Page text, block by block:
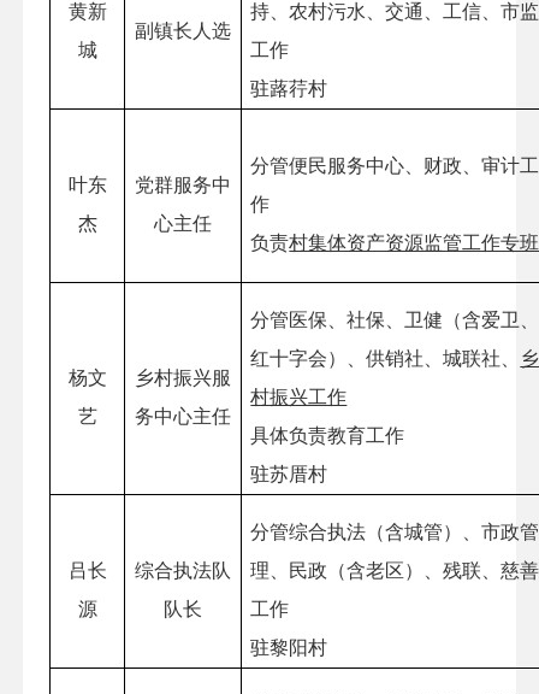
黄新
城
副镇长人选
持、农村污水、交通、工信、市监
工作
驻蕗荇村
叶东
杰
党群服务中
心主任
分管便民服务中心、财政、审计工
作
负责村集体资产资源监管工作专班
杨文
艺
乡村振兴服
务中心主任
分管医保、社保、卫健（含爱卫、
红十字会）、供销社、城联社、 乡
村振兴工作
具体负责教育工作
驻苏厝村
吕长
源
综合执法队
队长
分管综合执法（含城管）、市政管
理、民政（含老区）、残联、慈善
工作
驻黎阳村